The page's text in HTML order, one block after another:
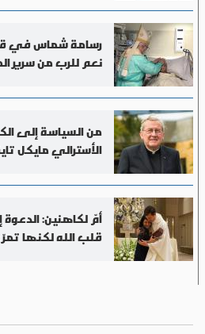
رسامة شماس في
نعم للرب من
من السياسة إلى
الأسترالي مايكل
أمّ لكاهنين:
قلب الله لكنها